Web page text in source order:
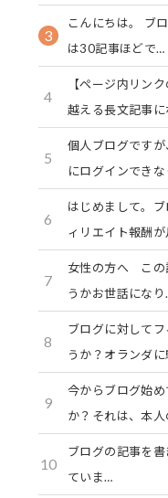
3
こんにちは。 ブ
は30記事ほどで…
4
【ページ内リン
越える長文記事
5
個人ブログです
にログインでき
6
はじめまして。
ィリエイト報酬
7
女性の方へ この
うかお世話にな
8
ブログに対して
うか？オランダ
9
今からブログ始
か？それは、本
10
ブログの記事を
ていま…